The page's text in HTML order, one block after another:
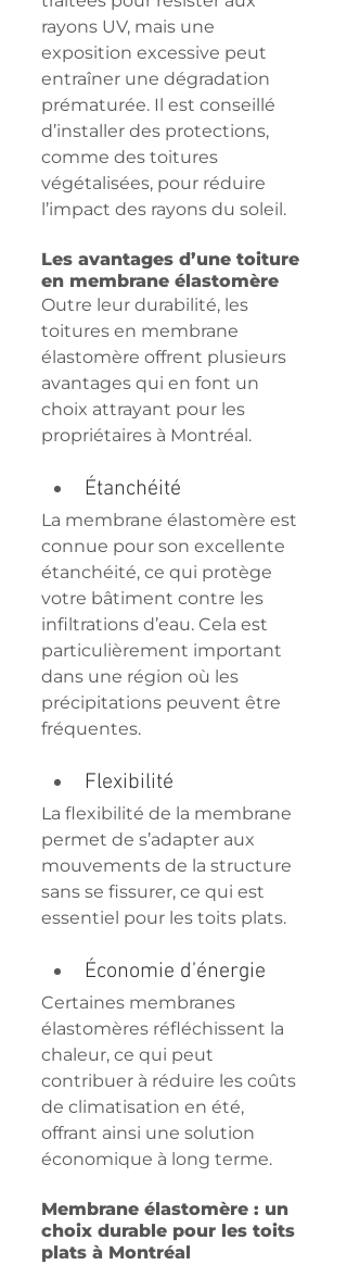
rayons UV, mais une
exposition excessive peut
entraîner une dégradation
prématurée. Il est conseillé
d’installer des protections,
comme des toitures
végétalisées, pour réduire
l’impact des rayons du soleil.
Les avantages d’une toiture
en membrane élastomère
Outre leur durabilité, les
toitures en membrane
élastomère offrent plusieurs
avantages qui en font un
choix attrayant pour les
propriétaires à Montréal.
Étanchéité
La membrane élastomère est
connue pour son excellente
étanchéité, ce qui protège
votre bâtiment contre les
infiltrations d’eau. Cela est
particulièrement important
dans une région où les
précipitations peuvent être
fréquentes.
Flexibilité
La flexibilité de la membrane
permet de s’adapter aux
mouvements de la structure
sans se fissurer, ce qui est
essentiel pour les toits plats.
Économie d’énergie
Certaines membranes
élastomères réfléchissent la
chaleur, ce qui peut
contribuer à réduire les coûts
de climatisation en été,
offrant ainsi une solution
économique à long terme.
Membrane élastomère : un
choix durable pour les toits
plats à Montréal